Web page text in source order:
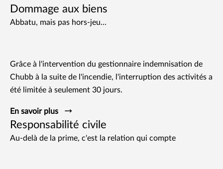
Dommage aux biens
Abbatu, mais pas hors-jeu...
Grâce à l'intervention du gestionnaire indemnisation de
Chubb à la suite de l'incendie, l'interruption des activités a
été limitée à seulement 30 jours.
En savoir plus
Responsabilité civile
Au-delà de la prime, c'est la relation qui compte